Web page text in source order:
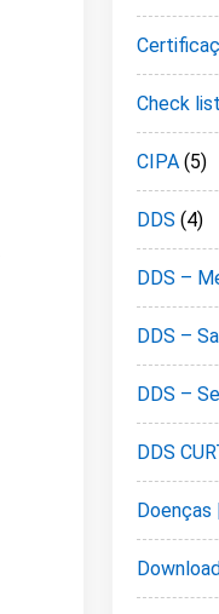
Check list
CIPA (5)
DDS (4)
DDS –
DDS –
DDS –
DDS
Doenças